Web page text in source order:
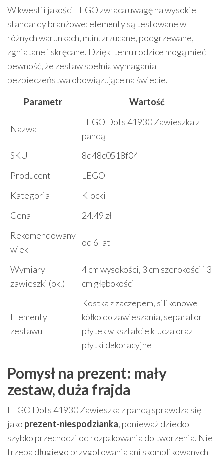
W kwestii jakości LEGO zwraca uwagę na wysokie
standardy branżowe: elementy są testowane w
różnych warunkach, m.in. zrzucane, podgrzewane,
zgniatane i skręcane. Dzięki temu rodzice mogą mieć
pewność, że zestaw spełnia wymagania
bezpieczeństwa obowiązujące na świecie.
Parametr
Wartość
Nazwa
LEGO Dots 41930 Zawieszka z
pandą
SKU
8d48c0518f04
Producent
LEGO
Kategoria
Klocki
Cena
24.49 zł
Rekomendowany
wiek
od 6 lat
Wymiary
zawieszki (ok.)
4 cm wysokości, 3 cm szerokości i 3
cm głębokości
Elementy
zestawu
Kostka z zaczepem, silikonowe
kółko do zawieszania, separator
płytek w kształcie klucza oraz
płytki dekoracyjne
Pomysł na prezent: mały
zestaw, duża frajda
LEGO Dots 41930 Zawieszka z pandą sprawdza się
jako prezent-niespodzianka, ponieważ dziecko
szybko przechodzi od rozpakowania do tworzenia. Nie
trzeba długiego przygotowania ani skomplikowanych